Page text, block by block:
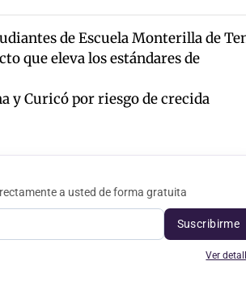
de Escuela Monterilla de
que eleva los estándares de
y Curicó por riesgo de crecida
a usted de forma gratuita
Suscribirme
Ver